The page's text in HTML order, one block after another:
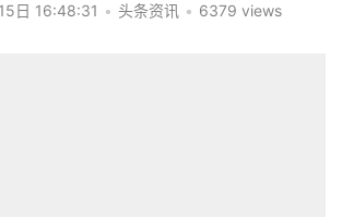
日 16:48:31 • 头条资讯 • 6379 views